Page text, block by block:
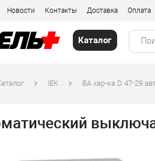
Новости Контакты Доставка Оплата
Каталог
IEK ВА хар-ка D 47-29